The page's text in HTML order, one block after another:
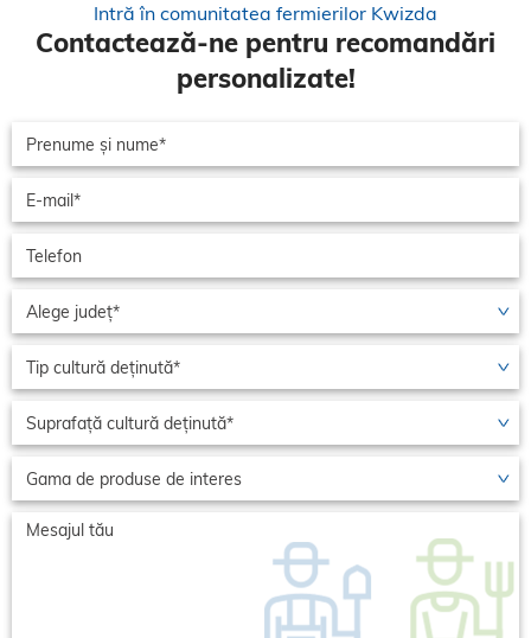
Intră în comunitatea fermierilor Kwizda
Contactează-ne pentru recomandări
personalizate!